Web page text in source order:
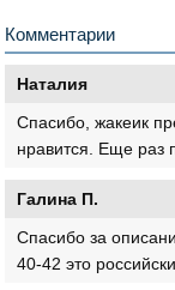
Комментарии
Наталия
Спасибо, жакеик
нравится. Еще раз
Галина П.
Спасибо за
40-42 это